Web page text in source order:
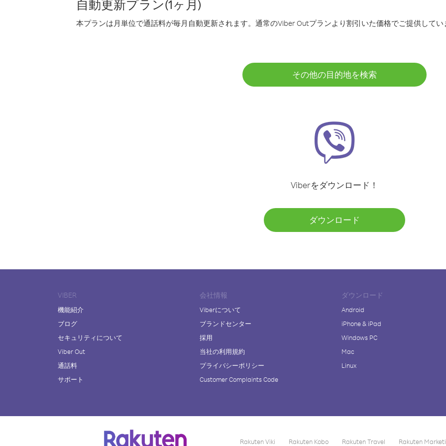
自動更新プラン(1ヶ月)
本プランは月単位で通話料が毎月自動更新されます。通常のViber Outプランより割引いた価格でご提供してい
その他の目的地を検索
Viberをダウンロード！
ダウンロード
VIBER
機能紹介
ブログ
セキュリティについて
Viber Out
通話料
サポート
会社情報
Viberについて
ブランドセンター
採用
当社の利用規約
プライバシーポリシー
Customer Complaints Code
ダウンロード
Android
iPhone & iPad
Windows PC
Mac
Linux
Rakuten Viki Rakuten Kobo Rakuten Travel Rakuten